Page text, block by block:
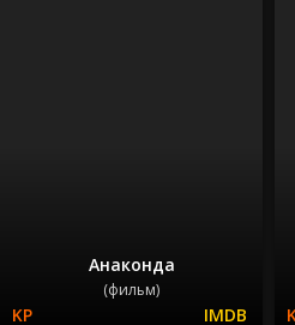
Анаконда
(фильм)